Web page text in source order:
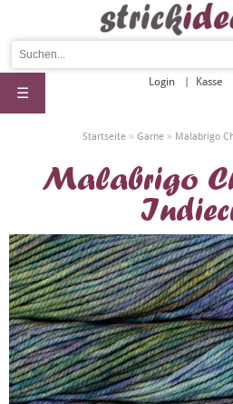
Login Kasse
☰
Startseite » Garne » Malabrigo
Malabrigo